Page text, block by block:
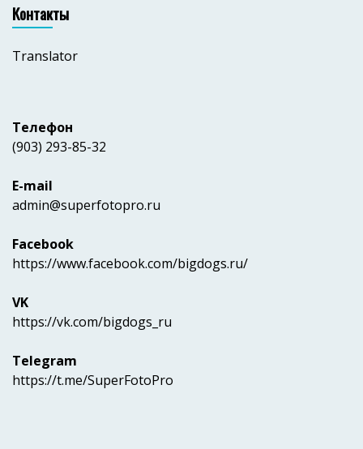
Контакты
Translator
Телефон
(903) 293-85-32
E-mail
admin@superfotopro.ru
Facebook
https://www.facebook.com/bigdogs.ru/
VK
https://vk.com/bigdogs_ru
Telegram
https://t.me/SuperFotoPro